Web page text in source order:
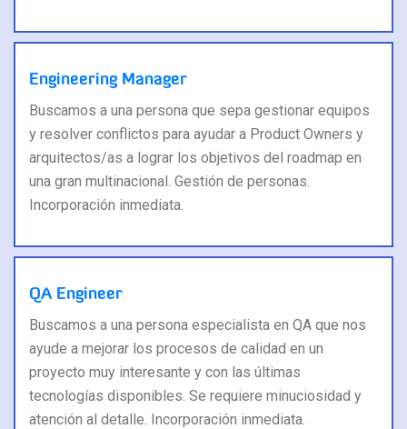
Engineering Manager
Buscamos a una persona que sepa gestionar equipos
y resolver conflictos para ayudar a Product Owners y
arquitectos/as a lograr los objetivos del roadmap en
una gran multinacional. Gestión de personas.
Incorporación inmediata.
QA Engineer
Buscamos a una persona especialista en QA que nos
ayude a mejorar los procesos de calidad en un
proyecto muy interesante y con las últimas
tecnologías disponibles. Se requiere minuciosidad y
atención al detalle. Incorporación inmediata.